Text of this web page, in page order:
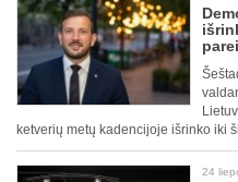
ketverių metų kadencijoje išrinko iki
24